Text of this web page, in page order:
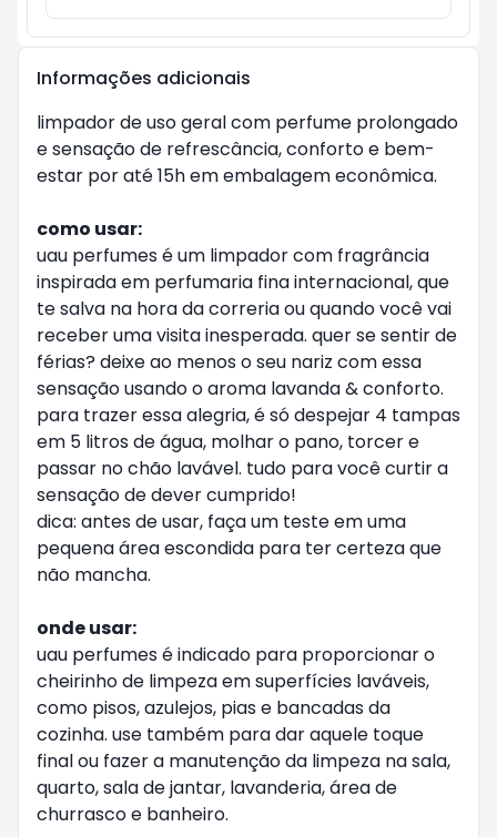
Informações adicionais
limpador de uso geral com perfume prolongado
e sensação de refrescância, conforto e bem-
estar por até 15h em embalagem econômica.
como usar:
uau perfumes é um limpador com fragrância
inspirada em perfumaria fina internacional, que
te salva na hora da correria ou quando você vai
receber uma visita inesperada. quer se sentir de
férias? deixe ao menos o seu nariz com essa
sensação usando o aroma lavanda & conforto.
para trazer essa alegria, é só despejar 4 tampas
em 5 litros de água, molhar o pano, torcer e
passar no chão lavável. tudo para você curtir a
sensação de dever cumprido!
dica: antes de usar, faça um teste em uma
pequena área escondida para ter certeza que
não mancha.
onde usar:
uau perfumes é indicado para proporcionar o
cheirinho de limpeza em superfícies laváveis,
como pisos, azulejos, pias e bancadas da
cozinha. use também para dar aquele toque
final ou fazer a manutenção da limpeza na sala,
quarto, sala de jantar, lavanderia, área de
churrasco e banheiro.